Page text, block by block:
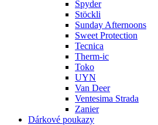
Spyder
Stöckli
Sunday Afternoons
Sweet Protection
Tecnica
Therm-ic
Toko
UYN
Van Deer
Ventesima Strada
Zanier
Dárkové poukazy